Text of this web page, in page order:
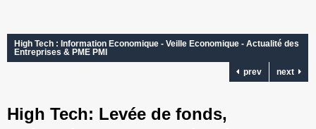
High Tech : Information Economique - Veille Economique - Actualité des
Entreprises & PME PMI
prev
next
High Tech: Levée de fonds,